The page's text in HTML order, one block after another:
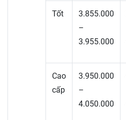
Tốt
3.855.000
–
3.955.000
Cao
cấp
3.950.000
–
4.050.000